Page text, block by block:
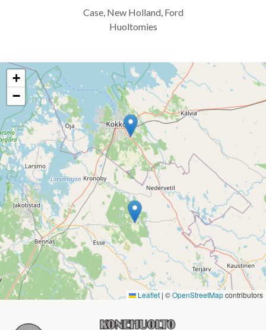
Case, New Holland, Ford
Huoltomies
+
−
Leaflet | ©OpenStreetMapcontributors